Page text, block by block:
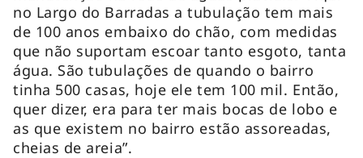
no Largo do Barradas a tubulação tem mais
de 100 anos embaixo do chão, com medidas
que não suportam escoar tanto esgoto, tanta
água. São tubulações de quando o bairro
tinha 500 casas, hoje ele tem 100 mil. Então,
quer dizer, era para ter mais bocas de lobo e
as que existem no bairro estão assoreadas,
cheias de areia”.